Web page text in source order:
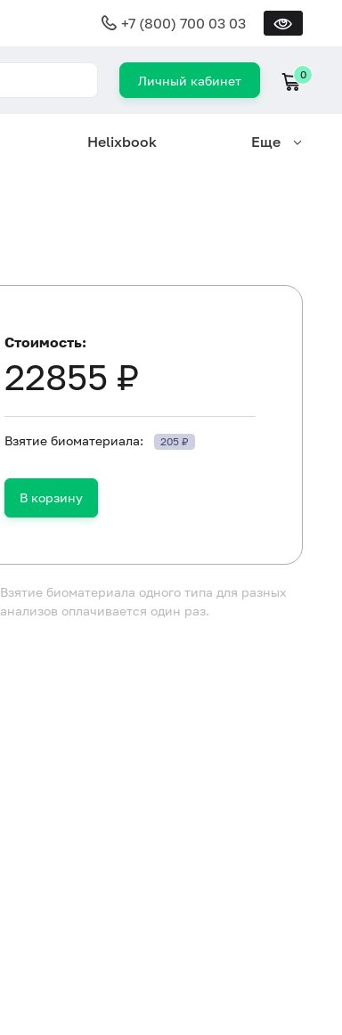
+7 (800) 700 03 03
Личный кабинет 0
Helixbook Еще
Стоимость:
22855 ₽
Взятие биоматериала: 205 ₽
В корзину
Взятие биоматериала одного типа для разных
анализов оплачивается один раз.